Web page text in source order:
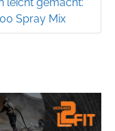
Spray Mix